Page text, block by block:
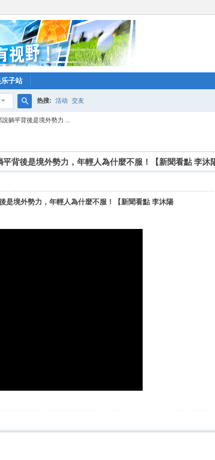
子站
搜
热搜: 活动 交友
躺平背後是境外勢力 ...
背後是境外勢力，年輕人為什麼不服！【新聞看點 李沐
是境外勢力，年輕人為什麼不服！【新聞看點 李沐陽